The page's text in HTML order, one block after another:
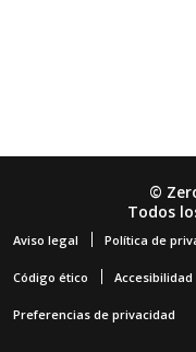
©
Todos
Aviso legal Política de
Código ético Accesibilidad
Preferencias de privacidad